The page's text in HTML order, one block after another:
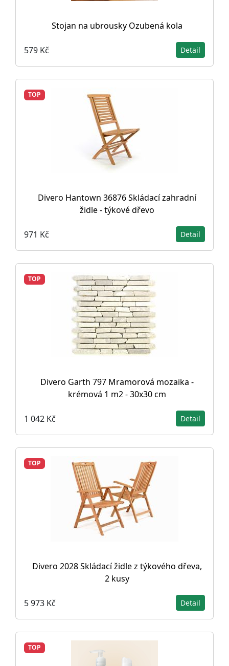
Stojan na ubrousky Ozubená kola
579 Kč Detail
TOP
Divero Hantown 36876 Skládací zahradní
židle - týkové dřevo
971 Kč Detail
TOP
Divero Garth 797 Mramorová mozaika -
krémová 1 m2 - 30x30 cm
1 042 Kč Detail
TOP
Divero 2028 Skládací židle z týkového dřeva,
2 kusy
5 973 Kč Detail
TOP